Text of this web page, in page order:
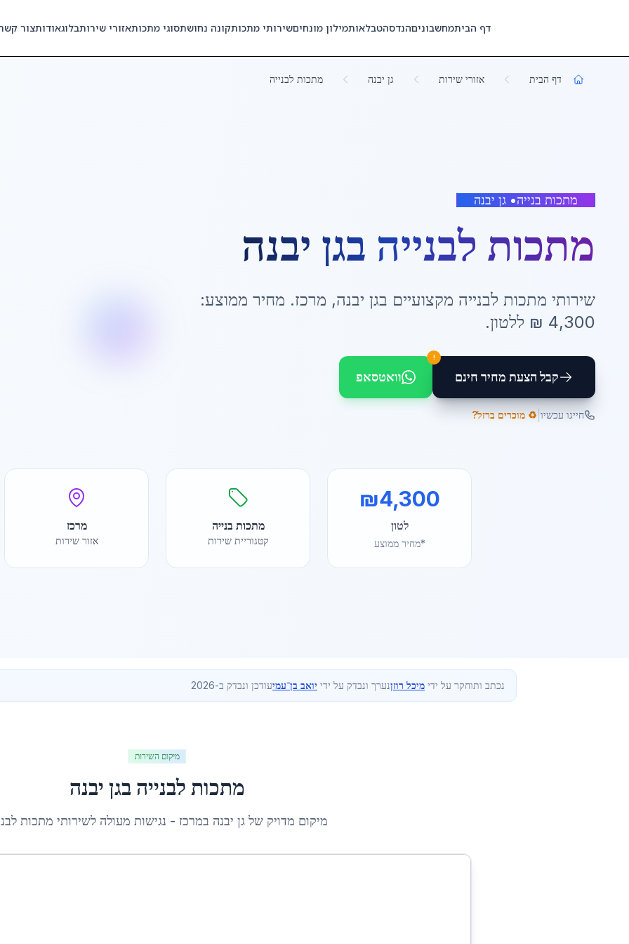
דף הביתמחשבוניםהנדסהטבלאותמילון מונחיםשירותי מתכותקונה נחושתסוגי מתכותאזורי שירותבלוגאודותצור
דף הבית אזורי שירות גן יבנה מתכות לבנייה
מתכות בנייה• גן יבנה
מתכות לבנייה בגן יבנה
שירותי מתכות לבנייה מקצועיים בגן יבנה, מרכז. מחיר ממוצע:
4,300 ₪ ללטון.
קבל הצעת מחיר חינם
!
וואטסאפ
חייגו עכשיו ♻️ מוכרים ברזל?
₪4,300
לטון
*מחיר ממוצע
מתכות בנייה
קטגוריית שירות
מרכז
אזור שירות
נכתב ותוחקר על ידי מיכל רוזןנערך ונבדק על ידי יואב בן־עמיעודכן ונבדק ב-2026
מיקום השירות
מתכות לבנייה בגן יבנה
מיקום מדויק של גן יבנה במרכז - נגישות מעולה לשירותי מתכות